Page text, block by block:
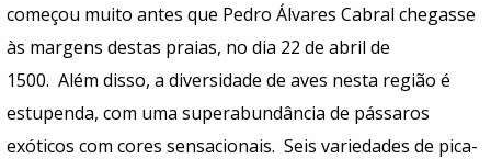
começou muito antes que Pedro Álvares Cabral chegasse
às margens destas praias, no dia 22 de abril de
1500. Além disso, a diversidade de aves nesta região é
estupenda, com uma superabundância de pássaros
exóticos com cores sensacionais. Seis variedades de pica-